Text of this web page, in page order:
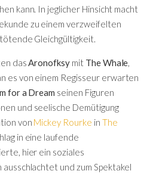
kann. In jeglicher Hinsicht macht
zu einem verzweifelten
Gleichgültigkeit.
das Aronofksy mit The Whale
es von einem Regisseur erwarten
for a Dream seinen Figuren
und seelische Demütigung
von Mickey Rourke in The
in eine laufende
hier ein soziales
und zum Spektakel